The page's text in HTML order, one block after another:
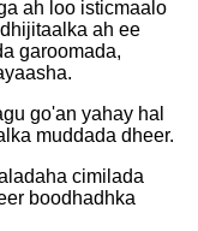
ah loo isticmaalo
ah ee
garoomada,
go'an yahay hal
muddada dheer.
cimilada
boodhadhka